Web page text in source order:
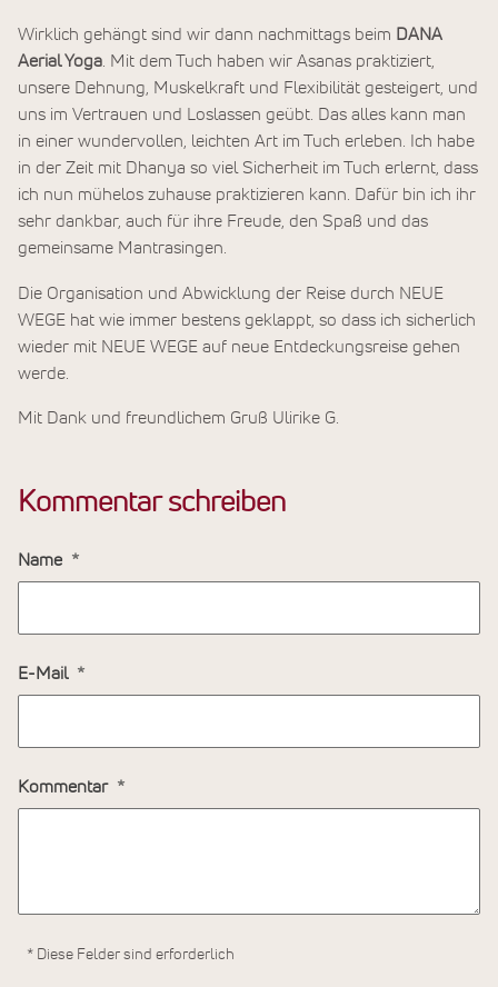
Wirklich gehängt sind wir dann nachmittags beim DANA
Aerial Yoga . Mit dem Tuch haben wir Asanas praktiziert,
unsere Dehnung, Muskelkraft und Flexibilität gesteigert, und
uns im Vertrauen und Loslassen geübt. Das alles kann man
in einer wundervollen, leichten Art im Tuch erleben. Ich habe
in der Zeit mit Dhanya so viel Sicherheit im Tuch erlernt, dass
ich nun mühelos zuhause praktizieren kann. Dafür bin ich ihr
sehr dankbar, auch für ihre Freude, den Spaß und das
gemeinsame Mantrasingen.
Die Organisation und Abwicklung der Reise durch NEUE
WEGE hat wie immer bestens geklappt, so dass ich sicherlich
wieder mit NEUE WEGE auf neue Entdeckungsreise gehen
werde.
Mit Dank und freundlichem Gruß Ulirike G.
Kommentar schreiben
Name
E-Mail
Kommentar
* Diese Felder sind erforderlich